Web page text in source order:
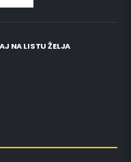
NA LISTU ŽELJA